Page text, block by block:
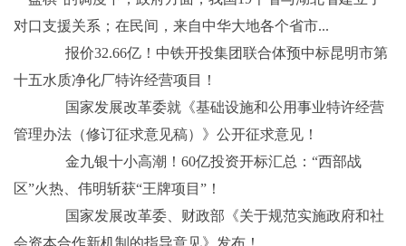
对口支援关系；在民间，来自中华大地各个省市...
报价32.66亿！中铁开投集团联合体预中标昆明市第
十五水质净化厂特许经营项目！
国家发展改革委就《基础设施和公用事业特许经营
管理办法（修订征求意见稿）》公开征求意见！
金九银十小高潮！60亿投资开标汇总：“西部战
区”火热、伟明斩获“王牌项目”！
国家发展改革委、财政部《关于规范实施政府和社
会资本合作新机制的指导意见》发布！